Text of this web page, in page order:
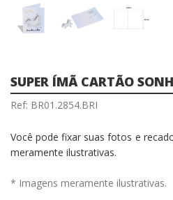
SUPER ÍMÃ CARTÃO
Ref: BR01.2854.BRI
Você pode fixar suas fotos e
meramente ilustrativas.
* Imagens meramente ilustrativas.